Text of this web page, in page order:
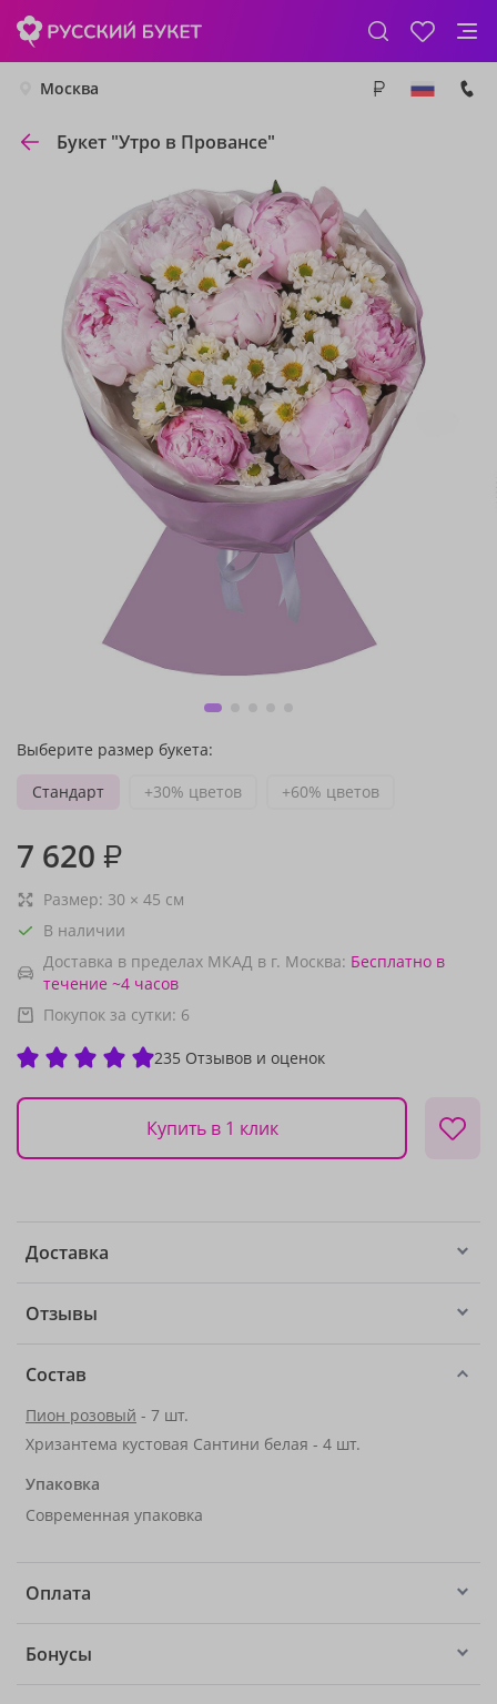
Москва
Букет "Утро в Провансе"
Выберите размер букета:
Стандарт
+30% цветов +60% цветов
7 620 ₽
Размер: 30 × 45 см
В наличии
Доставка в пределах МКАД в г. Москва: Бесплатно в
течение ~4 часов
Покупок за сутки: 6
235 Отзывов и оценок
Купить в 1 клик
Доставка
Отзывы
Состав
Пион розовый - 7 шт.
Хризантема кустовая Сантини белая - 4 шт.
Упаковка
Современная упаковка
Оплата
Бонусы